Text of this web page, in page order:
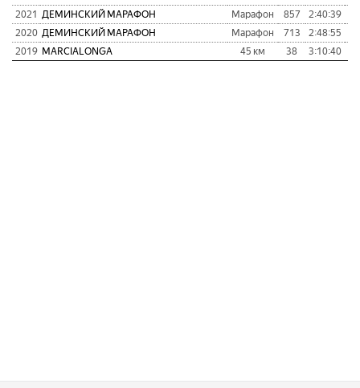
2021 ДЕМИНСКИЙ МАРАФОН Марафон 857 2:40:39
2020 ДЕМИНСКИЙ МАРАФОН Марафон 713 2:48:55
2019 MARCIALONGA 45 км 38 3:10:40